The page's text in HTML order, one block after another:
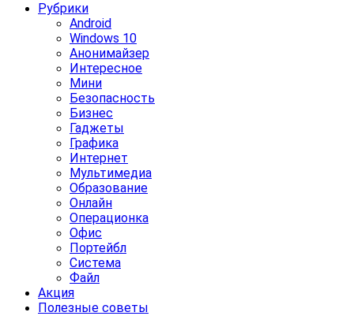
Рубрики
Android
Windows 10
Анонимайзер
Интересное
Мини
Безопасность
Бизнес
Гаджеты
Графика
Интернет
Мультимедиа
Образование
Онлайн
Операционка
Офис
Портейбл
Система
Файл
Акция
Полезные советы